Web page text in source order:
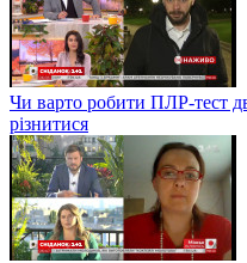
Чи варто робити ПЛР-тест
різнитися